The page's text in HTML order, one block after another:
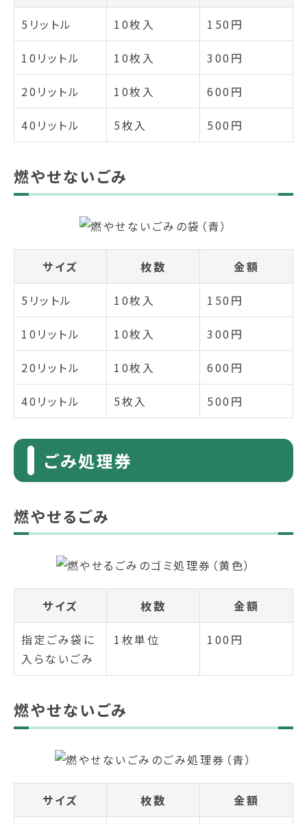
5リットル 10枚入 150円
10リットル 10枚入 300円
20リットル 10枚入 600円
40リットル 5枚入 500円
燃やせないごみ
サイズ 枚数 金額
5リットル 10枚入 150円
10リットル 10枚入 300円
20リットル 10枚入 600円
40リットル 5枚入 500円
ごみ処理券
燃やせるごみ
サイズ 枚数 金額
指定ごみ袋に
入らないごみ
1枚単位 100円
燃やせないごみ
サイズ 枚数 金額